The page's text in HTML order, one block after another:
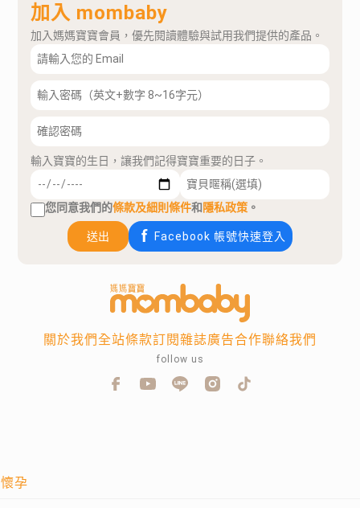
加入 mombaby
加入媽媽寶寶會員，優先閱讀體驗與試用我們提供的產品。
輸入寶寶的生日，讓我們記得寶寶重要的日子。
您同意我們的條款及細則條件和隱私政策 。
送出 Facebook 帳號快速登入
懷孕
關於我們全站條款訂閱雜誌廣告合作聯絡我們
follow us